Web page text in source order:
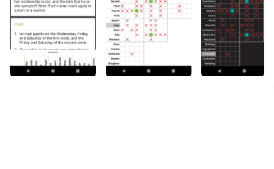
Penny Dell雜誌的Logic Puzzles真正的邏輯問題狂熱分
子。在購買前，請先嘗試免費購買包含所有功能的前十個拼
圖，並且絕不要任何廣告，na子或間諜軟件。如果您喜
歡，還可以購買13冊，每冊都有30個獨特的拼圖，數小時